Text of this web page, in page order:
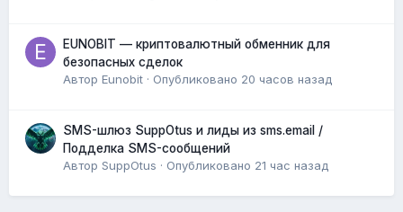
EUNOBIT — криптовалютный обменник для
безопасных сделок
Автор Eunobit · Опубликовано 20 часов назад
SMS-шлюз SuppOtus и лиды из sms.email /
Подделка SMS-сообщений
Автор SuppOtus · Опубликовано 21 час назад